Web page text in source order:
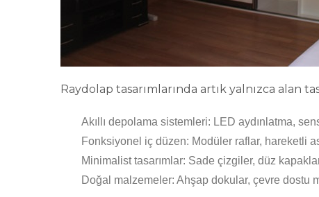
Raydolap tasarımlarında artık yalnızca alan
Akıllı depolama sistemleri: LED aydınlatma,
Fonksiyonel iç düzen: Modüler raflar, hareketli
Minimalist tasarımlar: Sade çizgiler, düz
Doğal malzemeler: Ahşap dokular, çevre dostu